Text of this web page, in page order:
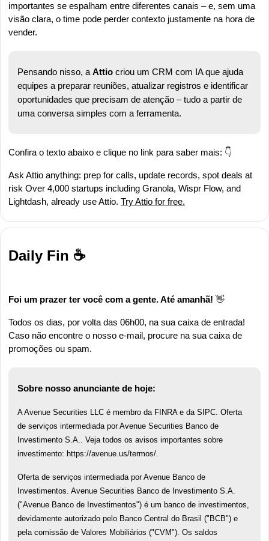
importantes se espalham entre diferentes canais – e, sem uma
visão clara, o time pode perder contexto justamente na hora de
vender.
Pensando nisso, a Attio criou um CRM com IA que ajuda
equipes a preparar reuniões, atualizar registros e identificar
oportunidades que precisam de atenção – tudo a partir de
uma conversa simples com a ferramenta.
Confira o texto abaixo e clique no link para saber mais: 👇
Ask Attio anything: prep for calls, update records, spot deals at
risk Over 4,000 startups including Granola, Wispr Flow, and
Lightdash, already use Attio. Try Attio for free.
Daily Fin ☕
Foi um prazer ter você com a gente. Até amanhã! 👋
Todos os dias, por volta das 06h00, na sua caixa de entrada!
Caso não encontre o nosso e-mail, procure na sua caixa de
promoções ou spam.
Sobre nosso anunciante de hoje:
A Avenue Securities LLC é membro da FINRA e da SIPC. Oferta
de serviços intermediada por Avenue Securities Banco de
Investimento S.A.. Veja todos os avisos importantes sobre
investimento: https://avenue.us/termos/.
Oferta de serviços intermediada por Avenue Banco de
Investimentos. Avenue Securities Banco de Investimento S.A.
("Avenue Banco de Investimentos") é um banco de investimentos,
devidamente autorizado pelo Banco Central do Brasil ("BCB") e
pela comissão de Valores Mobiliários ("CVM"). Os saldos